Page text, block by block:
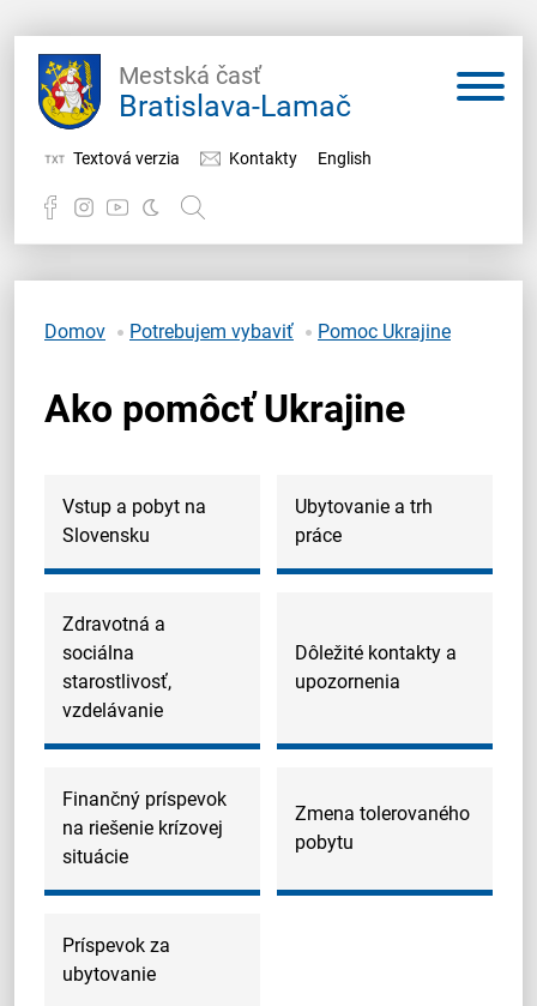
Mestská časť
Bratislava-Lamač
Textová verzia Kontakty English
Samospráva
Domov Potrebujem vybaviť Pomoc Ukrajine
Ako pomôcť Ukrajine
Vstup a pobyt na
Slovensku
Ubytovanie a trh
práce
Zdravotná a
sociálna
starostlivosť,
vzdelávanie
Dôležité kontakty a
upozornenia
Finančný príspevok
na riešenie krízovej
situácie
Zmena tolerovaného
pobytu
Príspevok za
ubytovanie